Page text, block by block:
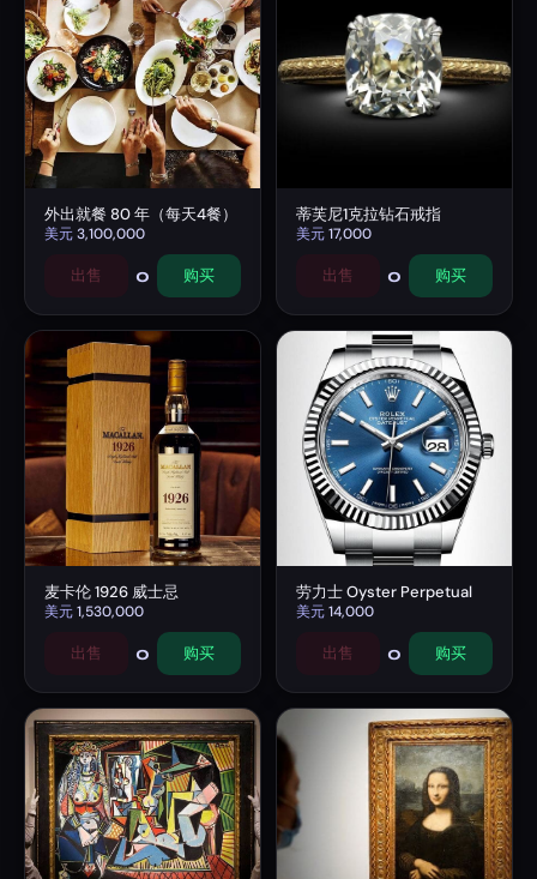
外出就餐 80 年（每天4餐）
美元3,100,000
出售 0 购买
蒂芙尼1克拉钻石戒指
美元17,000
出售 0 购买
麦卡伦 1926 威士忌
美元1,530,000
出售 0 购买
劳力士 Oyster Perpetual
美元14,000
出售 0 购买